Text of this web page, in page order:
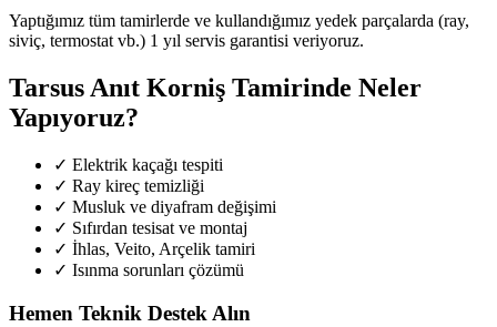
Yaptığımız tüm tamirlerde ve kullandığımız yedek parçalarda (ray,
siviç, termostat vb.) 1 yıl servis garantisi veriyoruz.
Tarsus Anıt Korniş Tamirinde Neler
Yapıyoruz?
✓ Elektrik kaçağı tespiti
✓ Ray kireç temizliği
✓ Musluk ve diyafram değişimi
✓ Sıfırdan tesisat ve montaj
✓ İhlas, Veito, Arçelik tamiri
✓ Isınma sorunları çözümü
Hemen Teknik Destek Alın